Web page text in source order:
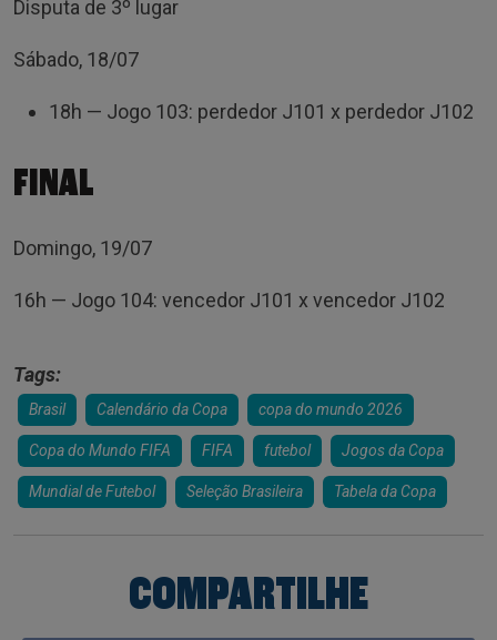
Disputa de 3º lugar
Sábado, 18/07
18h — Jogo 103: perdedor J101 x perdedor J102
FINAL
Domingo, 19/07
16h — Jogo 104: vencedor J101 x vencedor J102
Tags:
Brasil Calendário da Copa copa do mundo 2026
Copa do Mundo FIFA FIFA futebol Jogos da Copa
Mundial de Futebol Seleção Brasileira Tabela da Copa
COMPARTILHE